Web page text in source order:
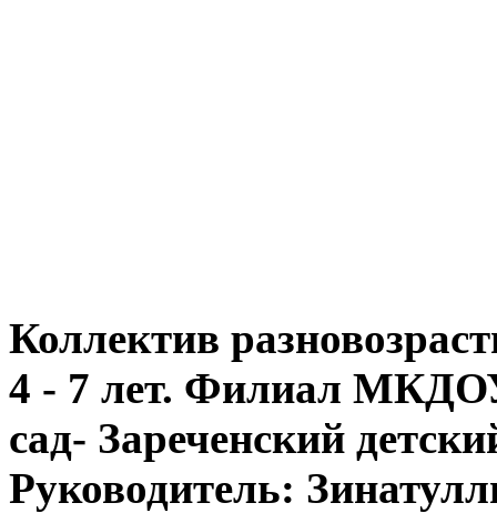
Коллектив
4 - 7 лет. Филиал
сад- Зареченский
Руководитель: